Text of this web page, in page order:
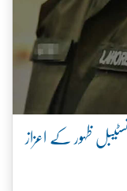
ظہور کے اعزاز